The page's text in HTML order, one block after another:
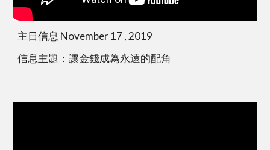
主日信息 November 17 , 2019
信息主題：讓金錢成為永遠的配角